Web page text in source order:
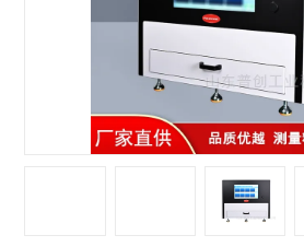
正负压一体密封测试仪
泄漏与密封强度测试仪